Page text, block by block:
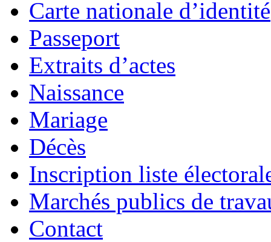
Carte nationale d’identité
Passeport
Extraits d’actes
Naissance
Mariage
Décès
Inscription liste
Marchés publics de
Contact